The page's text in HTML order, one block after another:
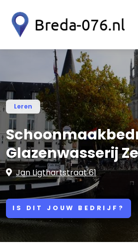
Leren
Glazenwasserij
Jan Ligthartstraat 61
IS DIT JOUW BEDRIJF?